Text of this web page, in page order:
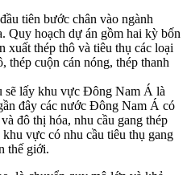
tiên bước chân vào ngành
Quy hoạch dự án gồm hai kỳ bốn
xuất thép thô và tiêu thụ các loại
thép cuộn cán nóng, thép thanh
sẽ lấy khu vực Đông Nam Á là
đây các nước Đông Nam Á có
đô thị hóa, nhu cầu gang thép
vực có nhu cầu tiêu thụ gang
thế giới.